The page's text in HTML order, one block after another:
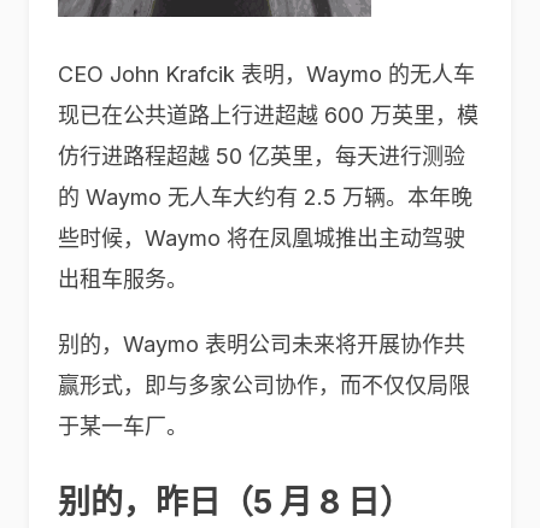
CEO John Krafcik 表明，Waymo 的无人车
现已在公共道路上行进超越 600 万英里，模
仿行进路程超越 50 亿英里，每天进行测验
的 Waymo 无人车大约有 2.5 万辆。本年晚
些时候，Waymo 将在凤凰城推出主动驾驶
出租车服务。
别的，Waymo 表明公司未来将开展协作共
赢形式，即与多家公司协作，而不仅仅局限
于某一车厂。
别的，昨日（5 月 8 日）